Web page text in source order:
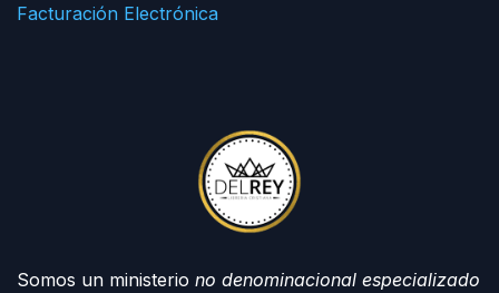
Facturación Electrónica
Somos un ministerio no denominacional especializado